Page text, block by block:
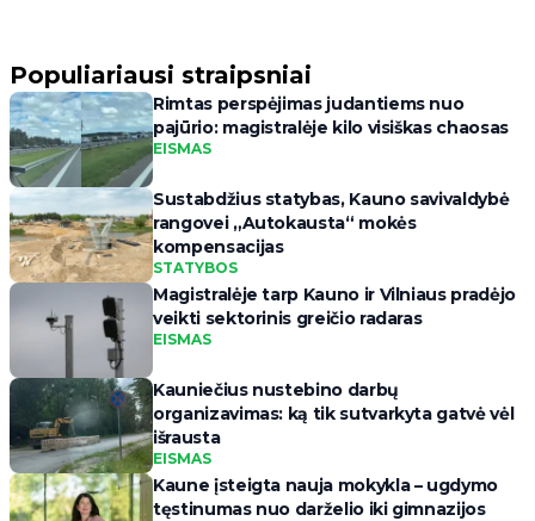
Populiariausi straipsniai
Rimtas perspėjimas judantiems nuo
pajūrio: magistralėje kilo visiškas chaosas
EISMAS
Sustabdžius statybas, Kauno savivaldybė
rangovei „Autokausta“ mokės
kompensacijas
STATYBOS
Magistralėje tarp Kauno ir Vilniaus pradėjo
veikti sektorinis greičio radaras
EISMAS
Kauniečius nustebino darbų
organizavimas: ką tik sutvarkyta gatvė vėl
išrausta
EISMAS
Kaune įsteigta nauja mokykla – ugdymo
tęstinumas nuo darželio iki gimnazijos